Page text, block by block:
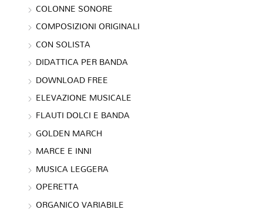
COLONNE SONORE
COMPOSIZIONI ORIGINALI
CON SOLISTA
DIDATTICA PER BANDA
DOWNLOAD FREE
ELEVAZIONE MUSICALE
FLAUTI DOLCI E BANDA
GOLDEN MARCH
MARCE E INNI
MUSICA LEGGERA
OPERETTA
ORGANICO VARIABILE